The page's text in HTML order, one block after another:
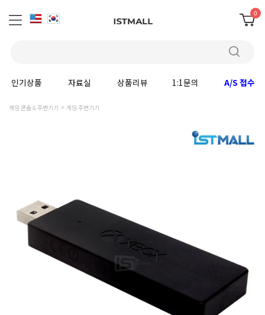
0
인기상품 자료실 상품리뷰 1:1문의 A/S 접수
게임 콘솔 & 주변기기 게임 주변기기